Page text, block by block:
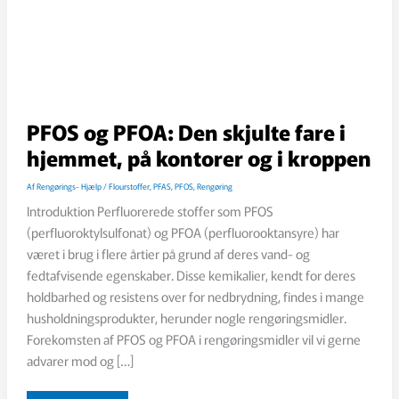
PFOS og PFOA: Den skjulte fare i
hjemmet, på kontorer og i kroppen
AfRengørings- Hjælp/Flourstoffer,PFAS,PFOS,Rengøring
Introduktion Perfluorerede stoffer som PFOS
(perfluoroktylsulfonat) og PFOA (perfluorooktansyre) har
været i brug i flere årtier på grund af deres vand- og
fedtafvisende egenskaber. Disse kemikalier, kendt for deres
holdbarhed og resistens over for nedbrydning, findes i mange
husholdningsprodukter, herunder nogle rengøringsmidler.
Forekomsten af PFOS og PFOA i rengøringsmidler vil vi gerne
advarer mod og […]